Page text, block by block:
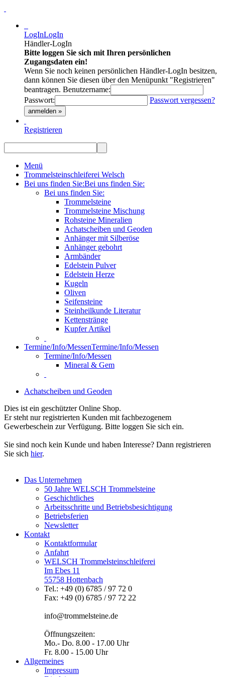
LogInLogIn
Händler-LogIn
Bitte loggen Sie sich mit Ihren persönlichen
Zugangsdaten ein!
Wenn Sie noch keinen persönlichen Händler-LogIn besitzen,
dann können Sie diesen über den Menüpunkt "Registrieren"
beantragen. Benutzername:
Passwort:
Passwort vergessen?
anmelden »
Registrieren
Menü
Trommelsteinschleiferei Welsch
Bei uns finden Sie:Bei uns finden Sie:
Bei uns finden Sie:
Trommelsteine
Trommelsteine Mischung
Rohsteine Mineralien
Achatscheiben und Geoden
Anhänger mit Silberöse
Anhänger gebohrt
Armbänder
Edelstein Pulver
Edelstein Herze
Kugeln
Oliven
Seifensteine
Steinheilkunde Literatur
Kettenstränge
Kupfer Artikel
Termine/Info/MessenTermine/Info/Messen
Termine/Info/Messen
Mineral & Gem
Achatscheiben und Geoden
Dies ist ein geschützter Online Shop.
Er steht nur registrierten Kunden mit fachbezogenem
Gewerbeschein zur Verfügung. Bitte loggen Sie sich ein.
Sie sind noch kein Kunde und haben Interesse? Dann registrieren
Sie sich hier.
Das Unternehmen
50 Jahre WELSCH Trommelsteine
Geschichtliches
Arbeitsschritte und Betriebsbesichtigung
Betriebsferien
Newsletter
Kontakt
Kontaktformular
Anfahrt
WELSCH Trommelsteinschleiferei
Im Ebes 11
55758 Hottenbach
Tel.: +49 (0) 6785 / 97 72 0
Fax: +49 (0) 6785 / 97 72 22
info@trommelsteine.de
Öffnungszeiten:
Mo.- Do. 8.00 - 17.00 Uhr
Fr. 8.00 - 15.00 Uhr
Allgemeines
Impressum